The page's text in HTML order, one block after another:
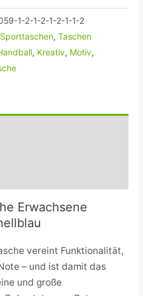
1-2-1-2-1-2-1-1-2
Sporttaschen, Taschen
, Kreativ, Motiv,
Erwachsene
vereint Funktionalität,
– und ist damit das
und große